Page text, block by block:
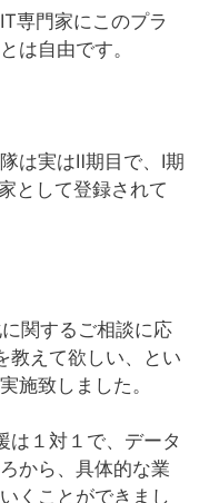
専門家にこのプラ
は自由です。
は実はⅡ期目で、Ⅰ期
として登録されて
関するご相談に応
教えて欲しい、とい
施致しました。
は１対１で、データ
から、具体的な業
くことができまし